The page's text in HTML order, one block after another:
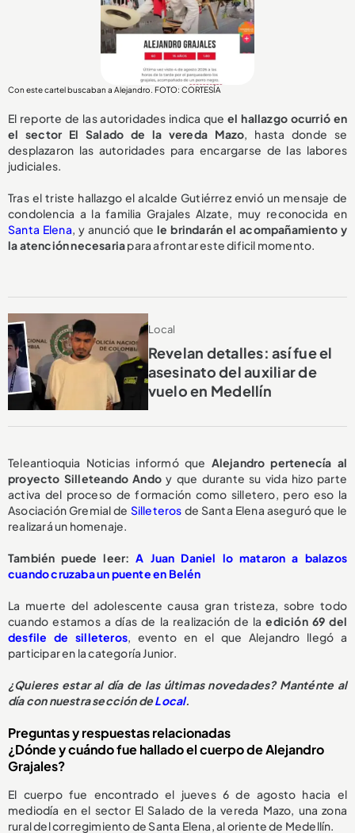
Con este cartel buscaban a Alejandro. FOTO: CORTESÍA
El reporte de las autoridades indica queel hallazgo ocurrió en
el sector El Salado de la vereda Mazo, hasta donde se
desplazaron las autoridades para encargarse de las labores
judiciales.
Tras el triste hallazgo el alcalde Gutiérrez envió un mensaje de
condolencia a la familia Grajales Alzate, muy reconocida en
Santa Elena, y anunció quele brindarán el acompañamiento y
la atención necesariapara afrontar este dificil momento.
Local
Revelan detalles: así fue el
asesinato del auxiliar de
vuelo en Medellín
Teleantioquia Noticias informó que Alejandro pertenecía al
proyecto Silleteando Ando y que durante su vida hizo parte
activa del proceso de formación como silletero, pero eso la
Asociación Gremial de Silleteros de Santa Elena aseguró que le
realizará un homenaje.
También puede leer:A Juan Daniel lo mataron a balazos
cuando cruzaba un puente en Belén
La muerte del adolescente causa gran tristeza, sobre todo
cuando estamos a días de la realización de laedición 69 del
desfile de silleteros, evento en el que Alejandro llegó a
participar en la categoría Junior.
¿Quieres estar al día de las últimas novedades? Manténte al
día con nuestra sección deLocal.
Preguntas y respuestas relacionadas
¿Dónde y cuándo fue hallado el cuerpo de Alejandro
Grajales?
El cuerpo fue encontrado el jueves 6 de agosto hacia el
mediodía en el sector El Salado de la vereda Mazo, una zona
rural del corregimiento de Santa Elena, al oriente de Medellín.